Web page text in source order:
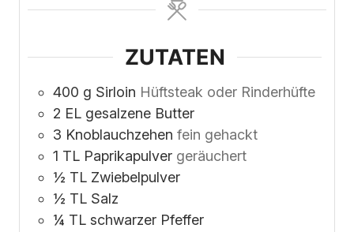
ZUTATEN
400 g Sirloin Hüftsteak oder Rinderhüfte
2 EL gesalzene Butter
3 Knoblauchzehen fein gehackt
1 TL Paprikapulver geräuchert
½ TL Zwiebelpulver
½ TL Salz
¼ TL schwarzer Pfeffer